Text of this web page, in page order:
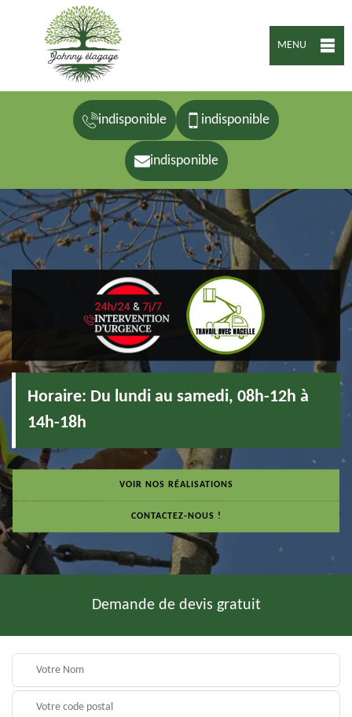
MENU
indisponible indisponible
indisponible
Horaire: Du lundi au samedi, 08h-12h à
14h-18h
VOIR NOS RÉALISATIONS
CONTACTEZ-NOUS !
Demande de devis gratuit